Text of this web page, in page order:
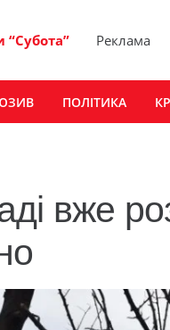
“Субота” Реклама
ПОЛІТИКА
вже